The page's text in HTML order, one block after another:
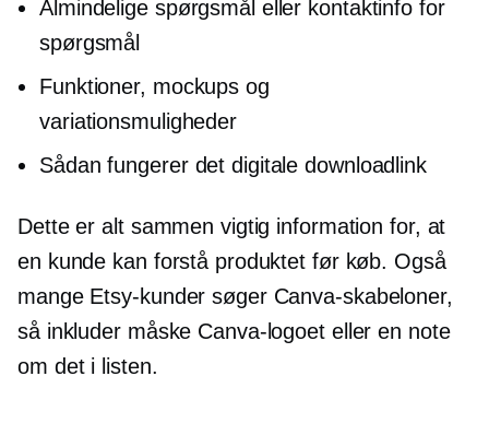
Almindelige spørgsmål eller kontaktinfo for
spørgsmål
Funktioner, mockups og
variationsmuligheder
Sådan fungerer det digitale downloadlink
Dette er alt sammen vigtig information for, at
en kunde kan forstå produktet før køb. Også
mange Etsy-kunder søger Canva-skabeloner,
så inkluder måske Canva-logoet eller en note
om det i listen.